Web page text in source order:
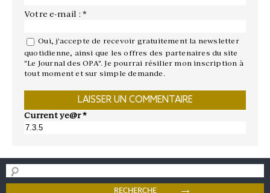
Votre e-mail : *
Oui, j'accepte de recevoir gratuitement la newsletter
quotidienne, ainsi que les offres des partenaires du site
"Le Journal des OPA". Je pourrai résilier mon inscription à
tout moment et sur simple demande.
Current ye@r*